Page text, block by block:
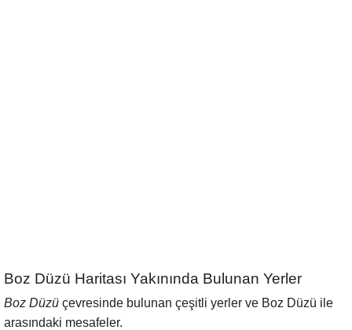
Boz Düzü Haritası Yakınında Bulunan Yerler
Boz Düzü çevresinde bulunan çeşitli yerler ve Boz Düzü ile
arasındaki mesafeler.